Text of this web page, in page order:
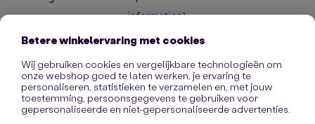
information).
Betere winkelervaring met cookies
Wij gebruiken cookies en vergelijkbare technologieën om
onze webshop goed te laten werken, je ervaring te
personaliseren, statistieken te verzamelen en, met jouw
toestemming, persoonsgegevens te gebruiken voor
gepersonaliseerde en niet-gepersonaliseerde advertenties.